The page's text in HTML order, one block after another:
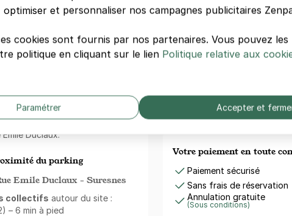
!
à deux pas de
Sécurité
sans encombre. Le quartier
de Ville
offrent une atmosphère
pleinement. Le secteur est
dont Rue des Bas
Duclaux.
du parking
Emile Duclaux - Suresnes
collectifs autour du site :
– 6 min à pied
PARKING
RUE
80 rue
92150
Votre paiement en toute
Paiement sécurisé
Sans frais de réservation
Annulation gratuite
(Sous conditions)
optimiser et personnaliser nos campagnes publicitaires
cookies sont fournis par nos partenaires. Vous pouvez
politique en cliquant sur le lien Politique relative aux
Paramétrer Accepter et